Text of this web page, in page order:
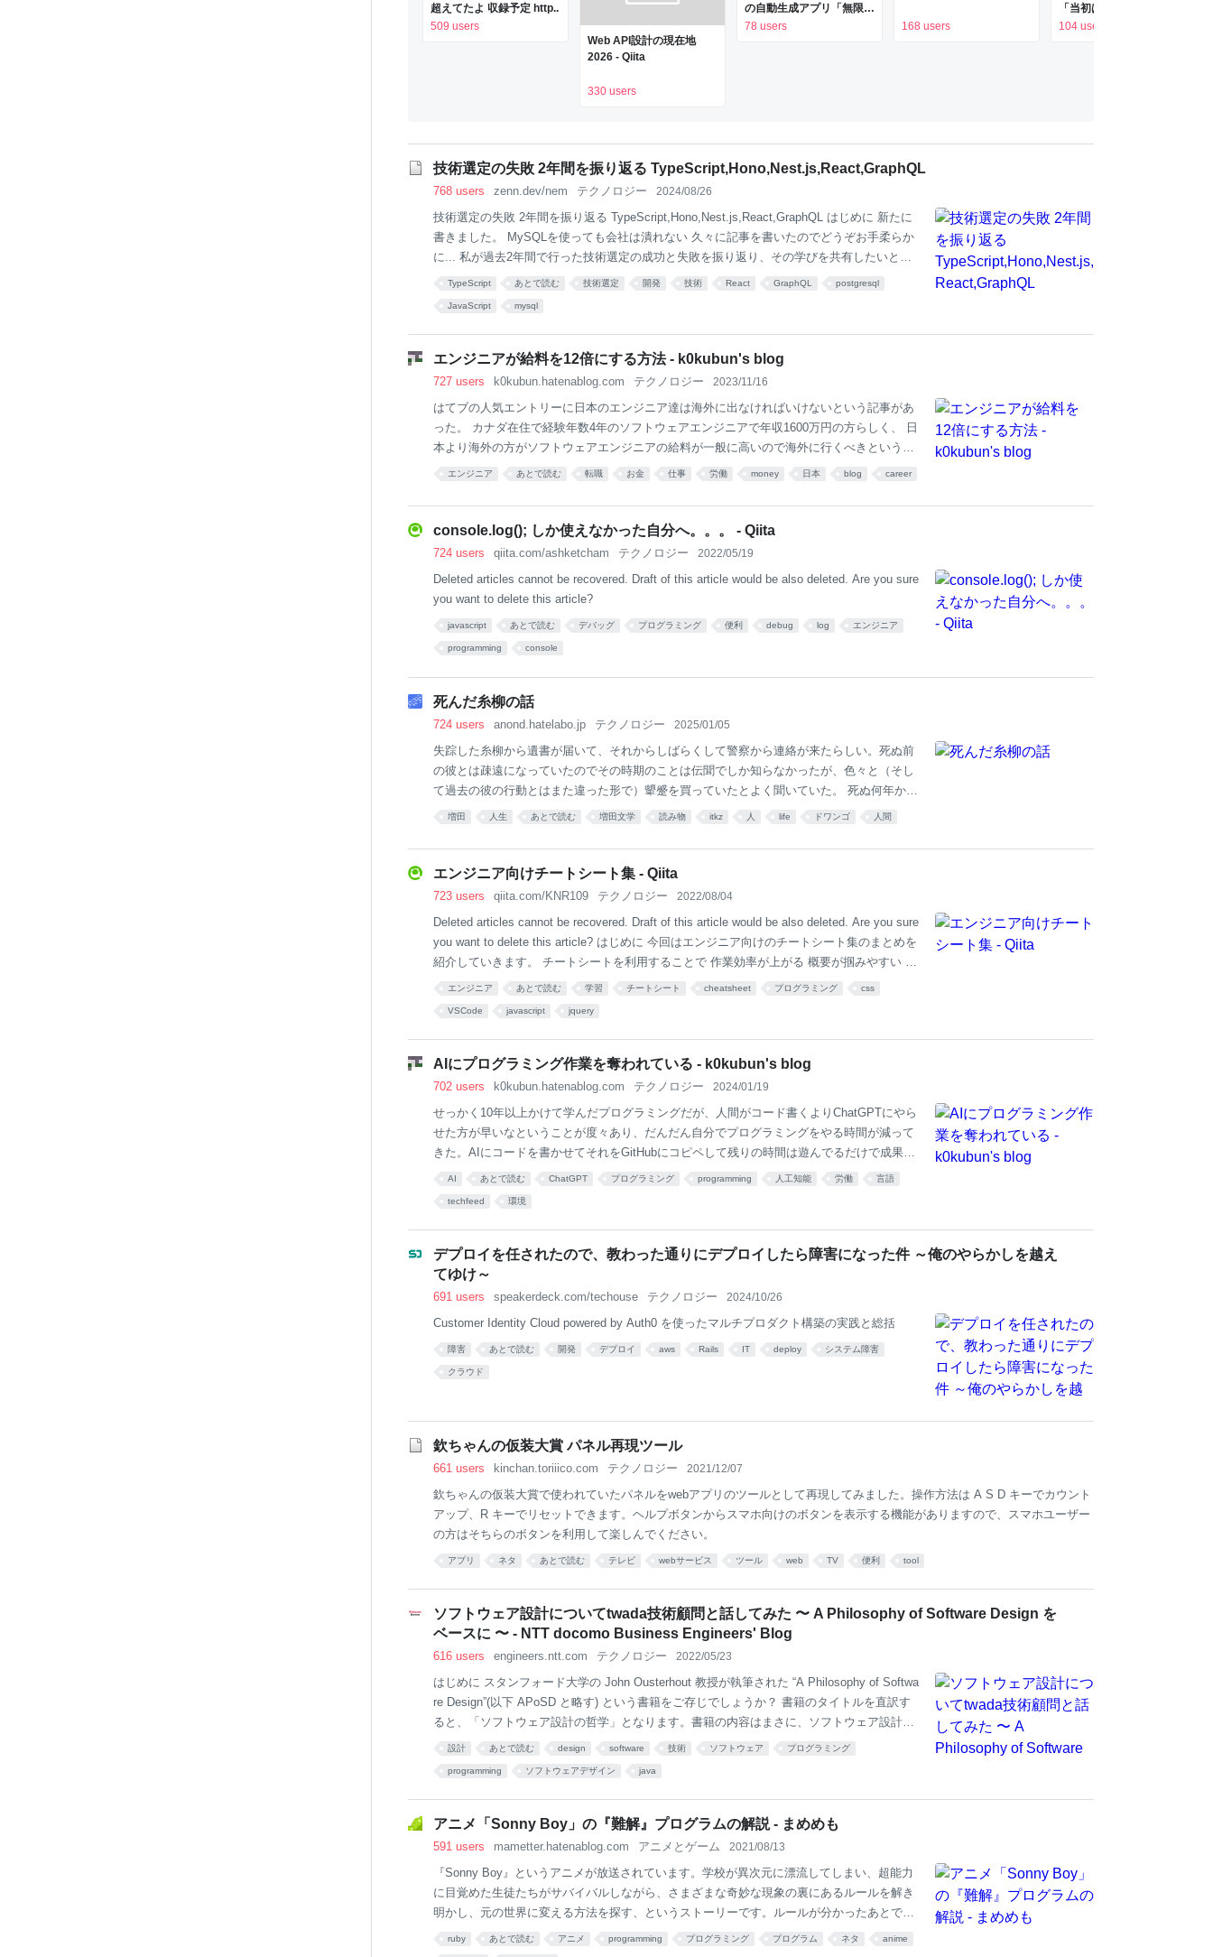
超えてたよ 収録予定 http..
509 users
Web API設計の現在地
2026 - Qiita
330 users
の自動生成アプリ「無限サ
ティ機関」をClaude
78 users 168 users
「当初は酷評」：朝日新聞
104 users
技術選定の失敗 2年間を振り返る TypeScript,Hono,Nest.js,React,GraphQL
768 users zenn.dev/nem テクノロジー 2024/08/26
技術選定の失敗 2年間を振り返る TypeScript,Hono,Nest.js,React,GraphQL はじめに 新たに
書きました。 MySQLを使っても会社は潰れない 久々に記事を書いたのでどうぞお手柔らか
に... 私が過去2年間で行った技術選定の成功と失敗を振り返り、その学びを共有したいと思
います。 文才無いので淡々と箇条書きでいきます Twitterエンジニア垢作りました。エンジニ
ぞれだよねみたいな感じに逃げたくない。技術選定に結論はある（過激）。 ただし技術選定
にはコンテキストがあり、例えばプロダクトのフェーズや組織の事情によって当然結論は変
わる可能性がある。 OSSの開発者さん達は偉大ですごい。あ
TypeScript あとで読む 技術選定 開発 技術 React GraphQL postgresql
JavaScript mysql
エンジニアが給料を12倍にする方法 - k0kubun's blog
727 users k0kubun.hatenablog.com テクノロジー 2023/11/16
はてブの人気エントリーに日本のエンジニア達は海外に出なければいけないという記事があ
った。 カナダ在住で経験年数4年のソフトウェアエンジニアで年収1600万円の方らしく、 日
本より海外の方がソフトウェアエンジニアの給料が一般に高いので海外に行くべきという話
が書かれている。 実際僕も居住地域による給与差を利用すべく渡米し、先月の記事 では新
外に出なくても稼げると思っているので、 国内にいてもできそうなものも含め、ソフトウェ
アエンジニアとして給料を上げる上で過去に活用したハックを紹介していきたい。 昇給履歴
新卒入社 僕が新卒で入社した会社の当時の初年度給与は450万円だった (公開情報)。 大学の
給は800〜1350円と
エンジニア あとで読む 転職 お金 仕事 労働 money 日本 blog career
console.log(); しか使えなかった自分へ。。。 - Qiita
724 users qiita.com/ashketcham テクノロジー 2022/05/19
Deleted articles cannot be recovered. Draft of this article would be also deleted. Are you sure
you want to delete this article?
javascript あとで読む デバッグ プログラミング 便利 debug log エンジニア
programming console
死んだ糸柳の話
724 users anond.hatelabo.jp テクノロジー 2025/01/05
失踪した糸柳から遺書が届いて、それからしばらくして警察から連絡が来たらしい。死ぬ前
の彼とは疎遠になっていたのでその時期のことは伝聞でしか知らなかったが、色々と（そし
て過去の彼の行動とはまた違った形で）顰蹙を買っていたとよく聞いていた。 死ぬ何年か前
の彼は誰から見てもおかしくなっていると言えるような状態で、仕事も上手くいってなかっ
回も何回も同じ話をしていた。彼のコミュニケーションの方法は彼の得意な話題に変更し、
そして彼の長いターンが始まり、その後こちらが一言入れるというものだが、それにしても
こちらの話を聞いているというポーズすら晩年は取らなくなっていた。彼のそのスタイルが
害のように写っただろう。実際にそう言われている場面を何度
増田 人生 あとで読む 増田文学 読み物 itkz 人 life ドワンゴ 人間
エンジニア向けチートシート集 - Qiita
723 users qiita.com/KNR109 テクノロジー 2022/08/04
Deleted articles cannot be recovered. Draft of this article would be also deleted. Are you sure
you want to delete this article? はじめに 今回はエンジニア向けのチートシート集のまとめを
紹介していきます。 チートシートを利用することで 作業効率が上がる 概要が掴みやすい 学
習にもなる といった恩恵が得られます。 ただし前提として毎回コードを書くたびに「チー
ートは見ずに「自分の使える技術」として定着させるための道具だと思って使ってくださ
い。 この記事の対象者 エンジニア初心者~中級者 作業効率を上げたい
エンジニア あとで読む 学習 チートシート cheatsheet プログラミング css
VSCode javascript jquery
AIにプログラミング作業を奪われている - k0kubun's blog
702 users k0kubun.hatenablog.com テクノロジー 2024/01/19
せっかく10年以上かけて学んだプログラミングだが、人間がコード書くよりChatGPTにやら
せた方が早いなということが度々あり、だんだん自分でプログラミングをやる時間が減って
きた。AIにコードを書かせてそれをGitHubにコピペして残りの時間は遊んでるだけで成果が
出てお給料ももらえる日は近いし、段々会社もそのことがわかってきて失職する日も近い。
ケース 簡単なスクリプトを高速に書かせる 僕はRubyが全ての言語の中で一番慣れており、
StackOverflowやドキュメントをほぼ見ずに大抵のプログラムを書き切れるため、Rubyを書
いている時がプログラマとして一番生産性が高いのだが、それでも最近AIにRubyを書かせた
ことがあった
AI あとで読む ChatGPT プログラミング programming 人工知能 労働 言語
techfeed 環境
デプロイを任されたので、教わった通りにデプロイしたら障害になった件 ～俺のやらかしを越え
てゆけ～
691 users speakerdeck.com/techouse テクノロジー 2024/10/26
Customer Identity Cloud powered by Auth0 を使ったマルチプロダクト構築の実践と総括
障害 あとで読む 開発 デプロイ aws Rails IT deploy システム障害
クラウド
欽ちゃんの仮装大賞 パネル再現ツール
661 users kinchan.toriiico.com テクノロジー 2021/12/07
欽ちゃんの仮装大賞で使われていたパネルをwebアプリのツールとして再現してみました。操作方法は A S D キーでカウント
アップ、R キーでリセットできます。ヘルプボタンからスマホ向けのボタンを表示する機能がありますので、スマホユーザー
の方はそちらのボタンを利用して楽しんでください。
アプリ ネタ あとで読む テレビ webサービス ツール web TV 便利 tool
ソフトウェア設計についてtwada技術顧問と話してみた 〜 A Philosophy of Software Design を
ベースに 〜 - NTT docomo Business Engineers' Blog
616 users engineers.ntt.com テクノロジー 2022/05/23
はじめに スタンフォード大学の John Ousterhout 教授が執筆された “A Philosophy of Softwa
re Design”(以下 APoSD と略す) という書籍をご存じでしょうか？ 書籍のタイトルを直訳す
ると、「ソフトウェア設計の哲学」となります。書籍の内容はまさに、ソフトウェア設計に
ついて扱っています。 本書籍をベースに、「A Philosophy of Software Design を30分でざっ
り、本書籍は John Ousterhout 教授の意見が強く反映されており、ソフトウェアエンジニア
であれば、議論を呼ぶ箇所があります。実際、勉強会の実況Slackでは、「これはどうな
設計 あとで読む design software 技術 ソフトウェア プログラミング
programming ソフトウェアデザイン java
アニメ「Sonny Boy」の『難解』プログラムの解説 - まめめも
591 users mametter.hatenablog.com アニメとゲーム 2021/08/13
『Sonny Boy』というアニメが放送されています。学校が異次元に漂流してしまい、超能力
に目覚めた生徒たちがサバイバルしながら、さまざまな奇妙な現象の裏にあるルールを解き
明かし、元の世界に変える方法を探す、というストーリーです。ルールが分かったあとで何
度も見直したくなります。 anime.shochiku.co.jp さて今回、『Sonny Boy』に、プログラム
ruby あとで読む アニメ programming プログラミング プログラム ネタ anime